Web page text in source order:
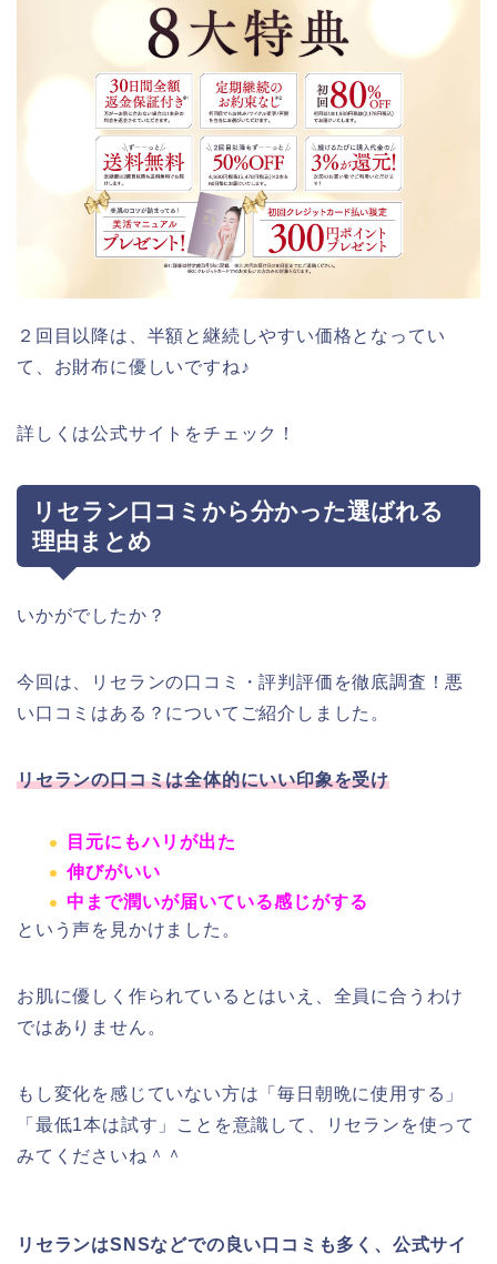
２回目以降は、半額と継続しやすい価格となってい
て、お財布に優しいですね♪
詳しくは公式サイトをチェック！
リセラン口コミから分かった選ばれる
理由まとめ
いかがでしたか？
今回は、リセランの口コミ・評判評価を徹底調査！悪
い口コミはある？についてご紹介しました。
リセランの口コミは全体的にいい印象を受け
目元にもハリが出た
伸びがいい
中まで潤いが届いている感じがする
という声を見かけました。
お肌に優しく作られているとはいえ、全員に合うわけ
ではありません。
もし変化を感じていない方は「毎日朝晩に使用する」
「最低1本は試す」ことを意識して、リセランを使って
みてくださいね＾＾
リセランはSNSなどでの良い口コミも多く、公式サイ